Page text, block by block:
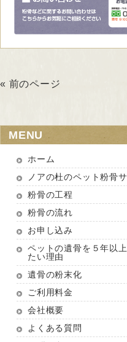
« 前のページ
MENU
ホーム
ノアの杜のペット粉骨
粉骨の工程
粉骨の流れ
お申し込み
ペットの遺骨を５年以
たい理由
遺骨の粉末化
ご利用料金
会社概要
よくある質問